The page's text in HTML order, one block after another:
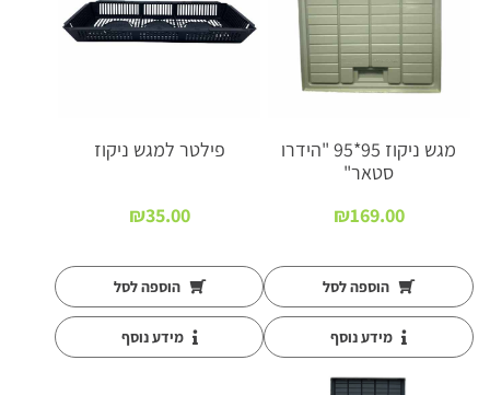
מגש ניקוז 95*95 "הידרו
סטאר"
₪169.00
הוספה לסל
מידע נוסף
פילטר למגש ניקוז
₪35.00
הוספה לסל
מידע נוסף